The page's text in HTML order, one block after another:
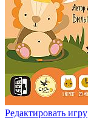
Редактировать игру